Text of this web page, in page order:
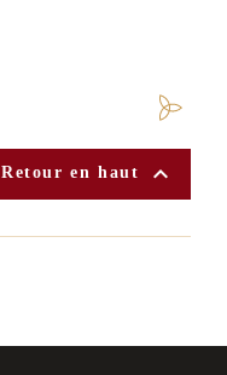
Retour en haut 